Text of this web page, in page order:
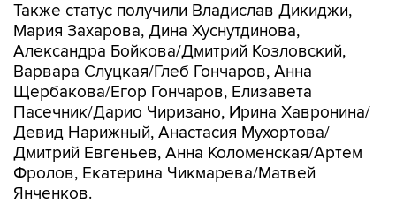
Также статус получили Владислав Дикиджи,
Мария Захарова, Дина Хуснутдинова,
Александра Бойкова/Дмитрий Козловский,
Варвара Слуцкая/Глеб Гончаров, Анна
Щербакова/Егор Гончаров, Елизавета
Пасечник/Дарио Чиризано, Ирина Хавронина/
Девид Нарижный, Анастасия Мухортова/
Дмитрий Евгеньев, Анна Коломенская/Артем
Фролов, Екатерина Чикмарева/Матвей
Янченков.